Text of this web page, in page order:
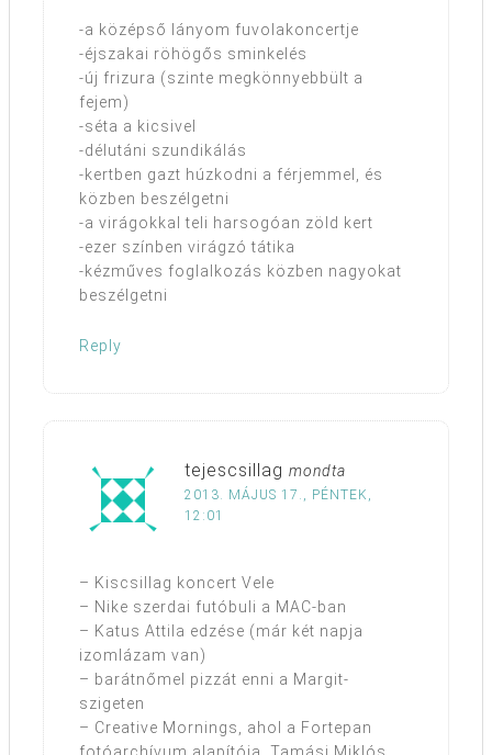
-a középső lányom fuvolakoncertje
-éjszakai röhögős sminkelés
-új frizura (szinte megkönnyebbült a
fejem)
-séta a kicsivel
-délutáni szundikálás
-kertben gazt húzkodni a férjemmel, és
közben beszélgetni
-a virágokkal teli harsogóan zöld kert
-ezer színben virágzó tátika
-kézműves foglalkozás közben nagyokat
beszélgetni
Reply
tejescsillag mondta
2013. MÁJUS 17., PÉNTEK,
12:01
– Kiscsillag koncert Vele
– Nike szerdai futóbuli a MAC-ban
– Katus Attila edzése (már két napja
izomlázam van)
– barátnőmel pizzát enni a Margit-
szigeten
– Creative Mornings, ahol a Fortepan
fotóarchívum alapítója, Tamási Miklós